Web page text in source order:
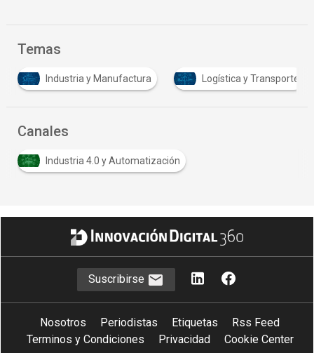
Temas
Logística y Transporte Sustentabilidad
Canales
Industria 4.0 y Automatización
Suscribirse
Nosotros Periodistas Etiquetas
Rss Feed
Terminos y Condiciones
Privacidad Cookie Center